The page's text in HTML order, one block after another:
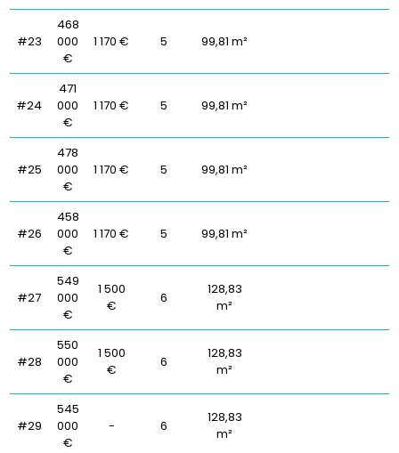
#23
468
000
€
1 170 € 5 99,81 m²
#24
471
000
€
1 170 € 5 99,81 m²
#25
478
000
€
1 170 € 5 99,81 m²
#26
458
000
€
1 170 € 5 99,81 m²
#27
549
000
€
1 500
€
6
128,83
m²
#28
550
000
€
1 500
€
6
128,83
m²
#29
545
000
€
- 6
128,83
m²